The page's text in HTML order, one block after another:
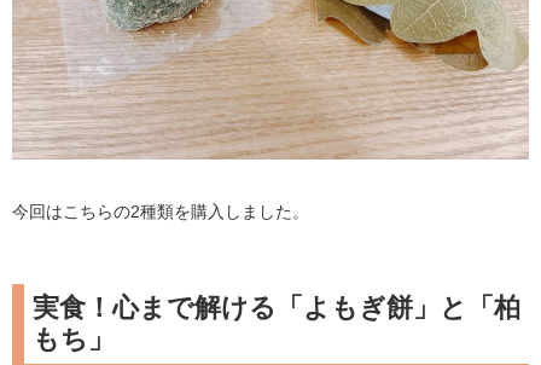
今回はこちらの2種類を購入しました。
実食！心まで解ける「よもぎ餅」と「柏
もち」